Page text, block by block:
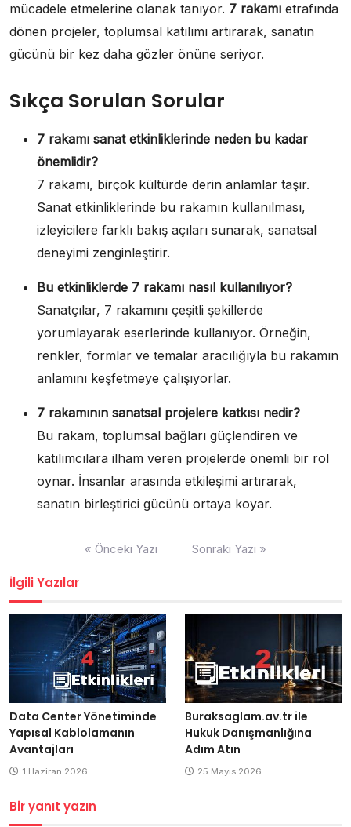
mücadele etmelerine olanak tanıyor. 7 rakamı etrafında
dönen projeler, toplumsal katılımı artırarak, sanatın
gücünü bir kez daha gözler önüne seriyor.
Sıkça Sorulan Sorular
7 rakamı sanat etkinliklerinde neden bu kadar
önemlidir?
7 rakamı, birçok kültürde derin anlamlar taşır.
Sanat etkinliklerinde bu rakamın kullanılması,
izleyicilere farklı bakış açıları sunarak, sanatsal
deneyimi zenginleştirir.
Bu etkinliklerde 7 rakamı nasıl kullanılıyor?
Sanatçılar, 7 rakamını çeşitli şekillerde
yorumlayarak eserlerinde kullanıyor. Örneğin,
renkler, formlar ve temalar aracılığıyla bu rakamın
anlamını keşfetmeye çalışıyorlar.
7 rakamının sanatsal projelere katkısı nedir?
Bu rakam, toplumsal bağları güçlendiren ve
katılımcılara ilham veren projelerde önemli bir rol
oynar. İnsanlar arasında etkileşimi artırarak,
sanatın birleştirici gücünü ortaya koyar.
« Önceki Yazı Sonraki Yazı »
İlgili Yazılar
Data Center Yönetiminde
Yapısal Kablolamanın
Avantajları
1 Haziran 2026
Buraksaglam.av.tr ile
Hukuk Danışmanlığına
Adım Atın
25 Mayıs 2026
Bir yanıt yazın